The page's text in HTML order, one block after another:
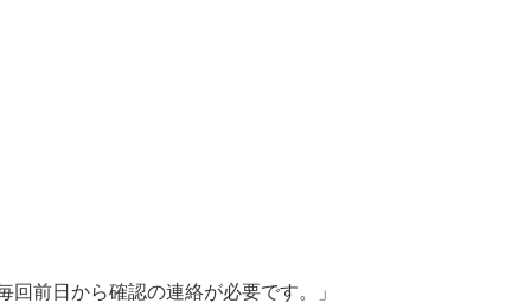
前日から確認の連絡が必要です。」